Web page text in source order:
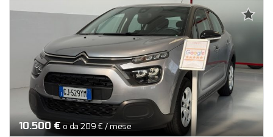
10.500 € o da 209 € / mese